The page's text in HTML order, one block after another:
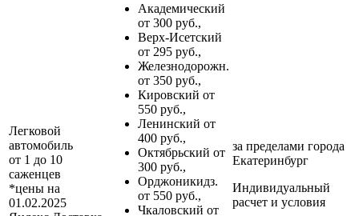
Легковой
автомобиль
от 1 до 10
саженцев
*цены на
01.02.2025
Академический
от 300 руб.,
Верх-Исетский
от 295 руб.,
Железнодорожн.
от 350 руб.,
Кировский от
550 руб.,
Ленинский от
400 руб.,
Октябрьский от
300 руб.,
Орджоникидз.
от 550 руб.,
Чкаловский от
за пределами города
Екатеринбург
Индивидуальный
расчет и условия